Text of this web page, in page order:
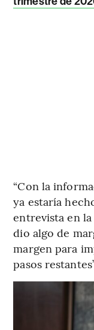
“Con la
ya estaría
entrevista en la
dio algo de
margen para
pasos